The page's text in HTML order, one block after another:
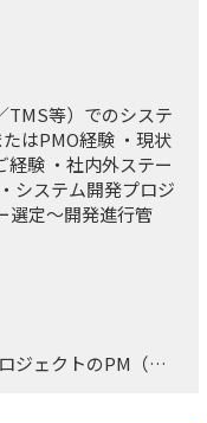
TMS等）でのシステ
はPMO経験 ・現状
験 ・社内外ステー
システム開発プロジ
選定～開発進行管
ジェクトのPM（プ